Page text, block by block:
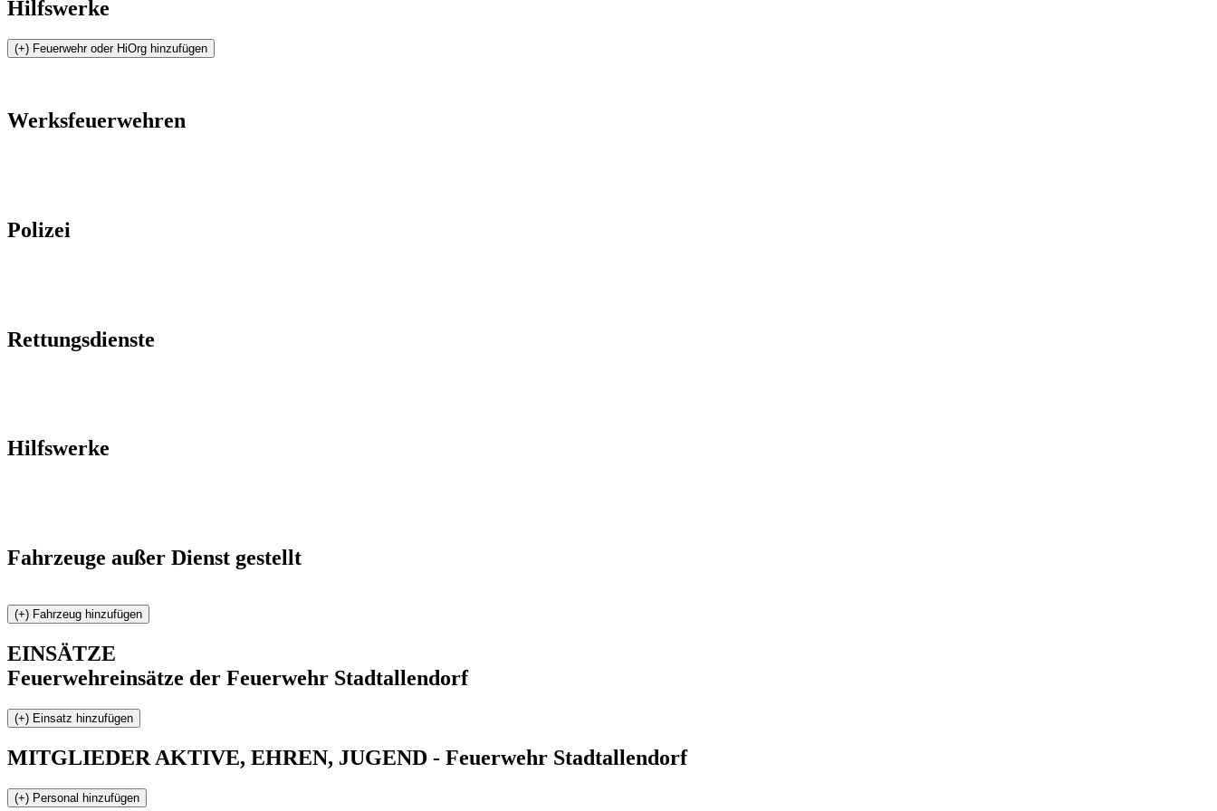
Hilfswerke
Werksfeuerwehren
Polizei
Rettungsdienste
Hilfswerke
Fahrzeuge außer Dienst gestellt
EINSÄTZE
Feuerwehreinsätze der Feuerwehr Stadtallendorf
MITGLIEDER AKTIVE, EHREN, JUGEND - Feuerwehr Stadtallendorf